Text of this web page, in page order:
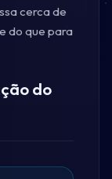
cerca de
do que para
do